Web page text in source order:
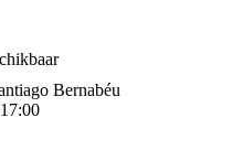
Bernabéu
17:00